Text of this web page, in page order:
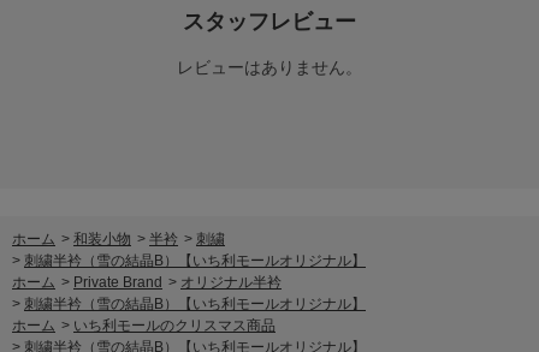
スタッフレビュー
レビューはありません。
ホーム > 和装小物 > 半衿 > 刺繍
> 刺繍半衿（雪の結晶B）【いち利モールオリジナル】
ホーム > Private Brand > オリジナル半衿
> 刺繍半衿（雪の結晶B）【いち利モールオリジナル】
ホーム > いち利モールのクリスマス商品
> 刺繍半衿（雪の結晶B）【いち利モールオリジナル】